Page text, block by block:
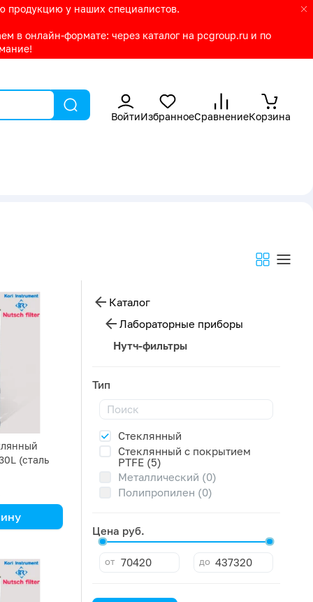
продукцию у наших специалистов.
в онлайн-формате: через каталог на pcgroup.ru и по
ВойтиИзбранноеСравнениеКорзина
(сталь
Каталог
Лабораторные приборы
Нутч-фильтры
Тип
Стеклянный
Стеклянный с покрытием
PTFE (5)
Металлический (0)
Полипропилен (0)
Цена руб.
от до